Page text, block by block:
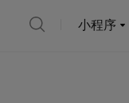
小程序